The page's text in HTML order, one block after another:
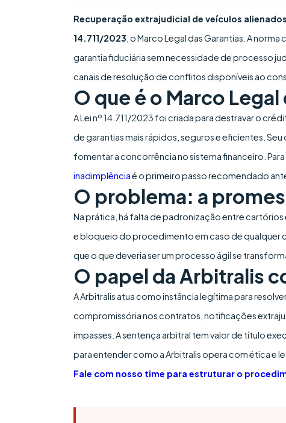
Recuperação extrajudicial de veículos alienados
14.711/2023 , o Marco Legal das Garantias. A
garantia fiduciária sem necessidade de processo
canais de resolução de conflitos disponíveis ao
O que é o Marco
A Lei nº 14.711/2023 foi criada para destravar o
de garantias mais rápidos, seguros e eficientes.
fomentar a concorrência no sistema financeiro.
inadimplênciaé o primeiro passo recomendado
O problema: a
Na prática, há falta de padronização entre
e bloqueio do procedimento em caso de qualquer
que o que deveria ser um processo ágil se
O papel da Arbitralis
A Arbitralis atua como instância legítima para
compromissória nos contratos, notificações
impasses. A sentença arbitral tem valor de título
para entender como a Arbitralis opera com ética e
Fale com nosso time para estruturar o